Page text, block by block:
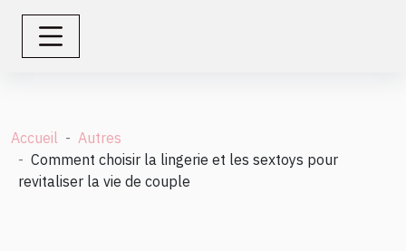
Accueil
Autres
Comment choisir la lingerie et les sextoys pour
revitaliser la vie de couple